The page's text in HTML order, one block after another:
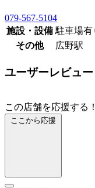
079-567-5104
施設・設備 駐車場有
その他
広野駅
ユーザーレビュー
この店舗を応援する！
ここから応援